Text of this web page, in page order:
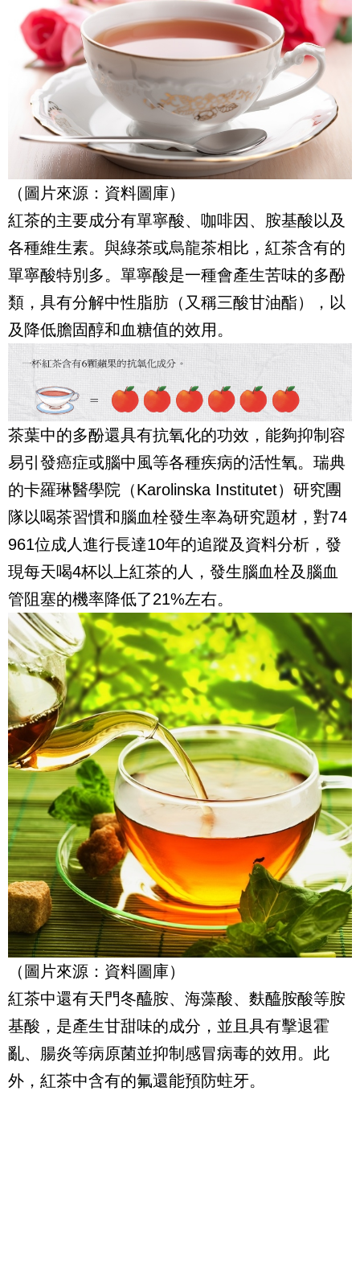
（圖片來源：資料圖庫）
紅茶的主要成分有單寧酸、咖啡因、胺基酸以及
各種維生素。與綠茶或烏龍茶相比，紅茶含有的
單寧酸特別多。單寧酸是一種會產生苦味的多酚
類，具有分解中性脂肪（又稱三酸甘油酯），以
及降低膽固醇和血糖值的效用。
茶葉中的多酚還具有抗氧化的功效，能夠抑制容
易引發癌症或腦中風等各種疾病的活性氧。瑞典
的卡羅琳醫學院（Karolinska Institutet）研究團
隊以喝茶習慣和腦血栓發生率為研究題材，對74
961位成人進行長達10年的追蹤及資料分析，發
現每天喝4杯以上紅茶的人，發生腦血栓及腦血
管阻塞的機率降低了21%左右。
（圖片來源：資料圖庫）
紅茶中還有天門冬醯胺、海藻酸、麩醯胺酸等胺
基酸，是產生甘甜味的成分，並且具有擊退霍
亂、腸炎等病原菌並抑制感冒病毒的效用。此
外，紅茶中含有的氟還能預防蛀牙。